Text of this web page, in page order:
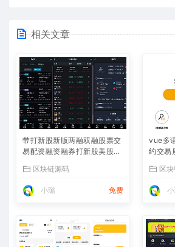
相关文章
带打新股新版两融双融股票交
易配资融资融券打新股美股港
区块链源码
小璐 免费
vue多
约交易
区